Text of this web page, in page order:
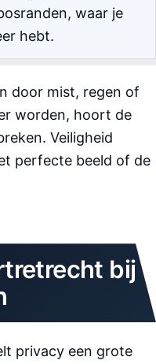
waar je
hebt.
door mist, regen of
worden, hoort de
Veiligheid
perfecte beeld of de
bij
privacy een grote